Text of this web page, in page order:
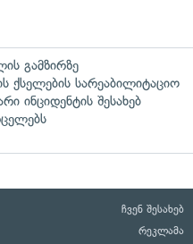
გამზირზე
ქსელების სარეაბილიტაციო
ინციდენტის შესახებ
ჩვენ შესახებ
რეკლამა